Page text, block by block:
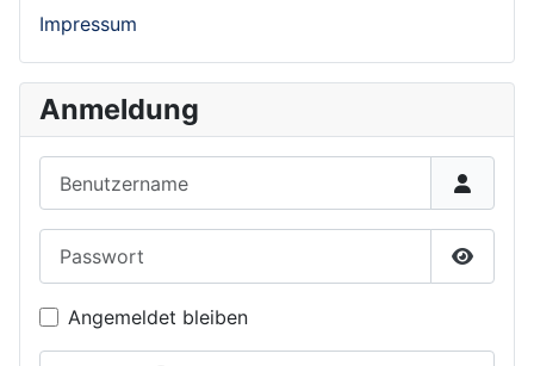
Impressum
Anmeldung
Show
Angemeldet bleiben